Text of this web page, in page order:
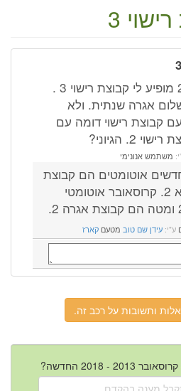
3
יש לי קרוסאובר 2015 מופיע לי קבוצת רישוי 3 .
אגרה שנתית. ולא
קבוצת רישוי דומה עם
הגיוני?
משתמש אנונימי
אוטומטים הם קבוצת
אגרה 3 ולא 2. קרוסאובר אוטומטי
ע"י: עידן שם טוב מטעם קארז